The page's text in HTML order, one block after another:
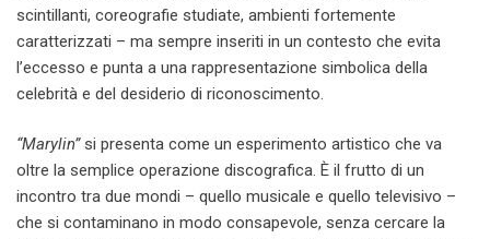
scintillanti, coreografie studiate, ambienti fortemente
caratterizzati – ma sempre inseriti in un contesto che evita
l’eccesso e punta a una rappresentazione simbolica della
celebrità e del desiderio di riconoscimento.
“Marylin”si presenta come un esperimento artistico che va
oltre la semplice operazione discografica. È il frutto di un
incontro tra due mondi – quello musicale e quello televisivo –
che si contaminano in modo consapevole, senza cercare la